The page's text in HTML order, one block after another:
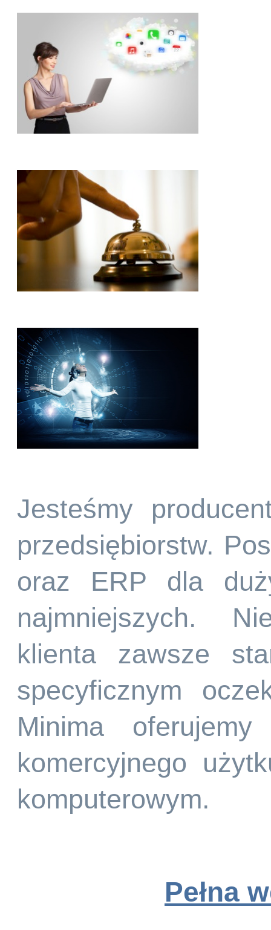
Jesteśmy
przedsiębiorstw.
oraz ERP dla
najmniejszych.
klienta zawsze
specyficznym
Minima
komercyjnego
komputerowym.
Pełna